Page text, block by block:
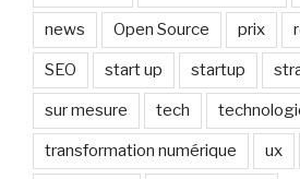
news Open Source prix
SEO start up startup
sur mesure tech
transformation numérique ux